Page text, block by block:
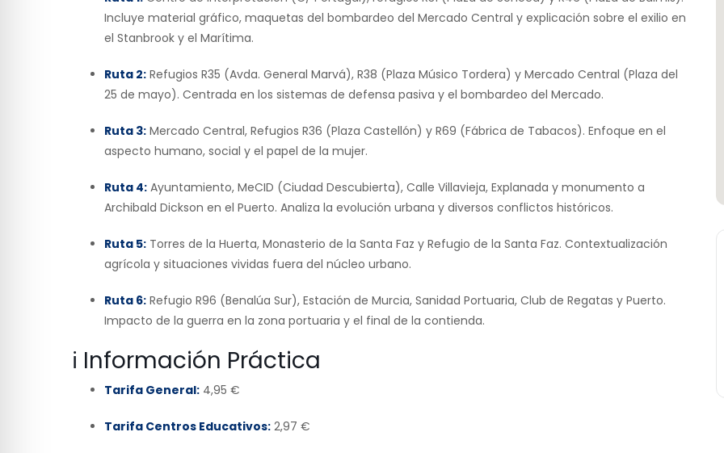
Incluye material gráfico, maquetas del bombardeo del Mercado Central y explicación sobre el exilio en
el Stanbrook y el Marítima.
Ruta 2: Refugios R35 (Avda. General Marvá), R38 (Plaza Músico Tordera) y Mercado Central (Plaza del
25 de mayo). Centrada en los sistemas de defensa pasiva y el bombardeo del Mercado.
Ruta 3: Mercado Central, Refugios R36 (Plaza Castellón) y R69 (Fábrica de Tabacos). Enfoque en el
aspecto humano, social y el papel de la mujer.
Ruta 4: Ayuntamiento, MeCID (Ciudad Descubierta), Calle Villavieja, Explanada y monumento a
Archibald Dickson en el Puerto. Analiza la evolución urbana y diversos conflictos históricos.
Ruta 5: Torres de la Huerta, Monasterio de la Santa Faz y Refugio de la Santa Faz. Contextualización
agrícola y situaciones vividas fuera del núcleo urbano.
Ruta 6: Refugio R96 (Benalúa Sur), Estación de Murcia, Sanidad Portuaria, Club de Regatas y Puerto.
Impacto de la guerra en la zona portuaria y el final de la contienda.
ℹ️ Información Práctica
Tarifa General: 4,95 €
Tarifa Centros Educativos: 2,97 €